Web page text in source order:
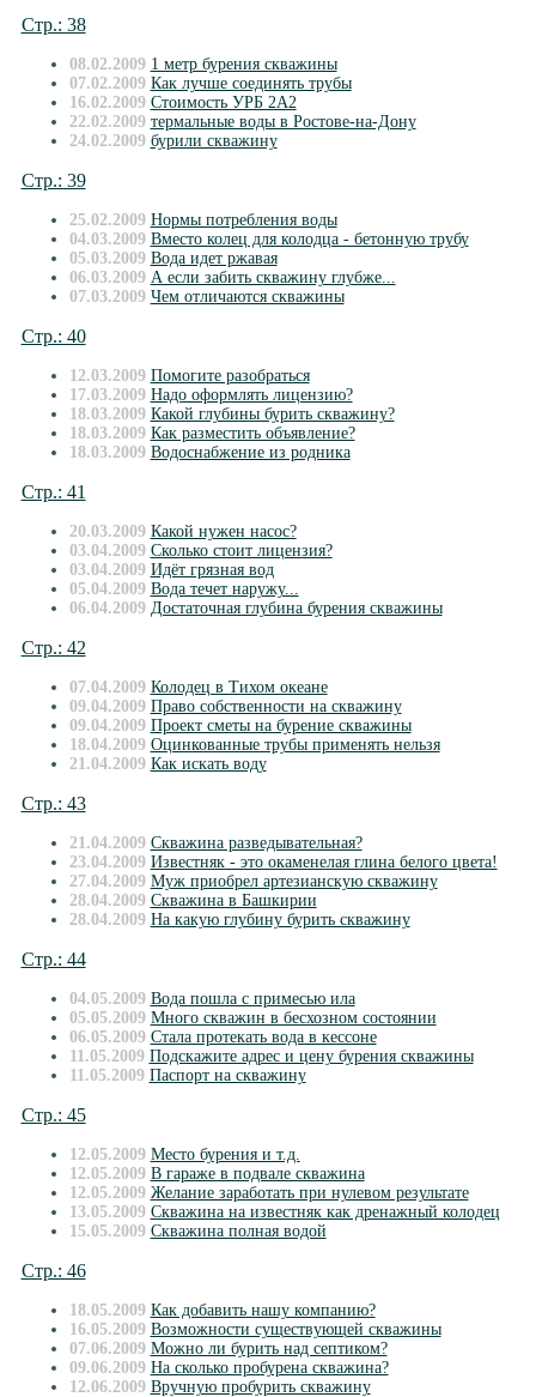
Стр.: 38
08.02.2009 1 метр бурения скважины
07.02.2009 Как лучше соединять трубы
16.02.2009 Стоимость УРБ 2А2
22.02.2009 термальные воды в Ростове-на-Дону
24.02.2009 бурили скважину
Стр.: 39
25.02.2009 Нормы потребления воды
04.03.2009 Вместо колец для колодца - бетонную трубу
05.03.2009 Вода идет ржавая
06.03.2009 А если забить скважину глубже...
07.03.2009 Чем отличаются скважины
Стр.: 40
12.03.2009 Помогите разобраться
17.03.2009 Надо оформлять лицензию?
18.03.2009 Какой глубины бурить скважину?
18.03.2009 Как разместить объявление?
18.03.2009 Водоснабжение из родника
Стр.: 41
20.03.2009 Какой нужен насос?
03.04.2009 Сколько стоит лицензия?
03.04.2009 Идёт грязная вод
05.04.2009 Вода течет наружу...
06.04.2009 Достаточная глубина бурения скважины
Стр.: 42
07.04.2009 Колодец в Тихом океане
09.04.2009 Право собственности на скважину
09.04.2009 Проект сметы на бурение скважины
18.04.2009 Оцинкованные трубы применять нельзя
21.04.2009 Как искать воду
Стр.: 43
21.04.2009 Скважина разведывательная?
23.04.2009 Известняк - это окаменелая глина белого цвета!
27.04.2009 Муж приобрел артезианскую скважину
28.04.2009 Скважина в Башкирии
28.04.2009 На какую глубину бурить скважину
Стр.: 44
04.05.2009 Вода пошла с примесью ила
05.05.2009 Много скважин в бесхозном состоянии
06.05.2009 Стала протекать вода в кессоне
11.05.2009 Подскажите адрес и цену бурения скважины
11.05.2009 Паспорт на скважину
Стр.: 45
12.05.2009 Место бурения и т.д.
12.05.2009 В гараже в подвале скважина
12.05.2009 Желание заработать при нулевом результате
13.05.2009 Скважина на известняк как дренажный колодец
15.05.2009 Скважина полная водой
Стр.: 46
18.05.2009 Как добавить нашу компанию?
16.05.2009 Возможности существующей скважины
07.06.2009 Можно ли бурить над септиком?
09.06.2009 На сколько пробурена скважина?
12.06.2009 Вручную пробурить скважину